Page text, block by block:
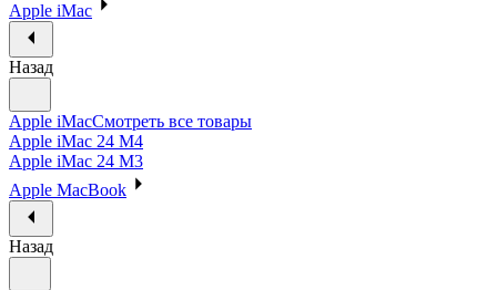
Apple iMac
Назад
Apple iMacСмотреть все товары
Apple iMac 24 M4
Apple iMac 24 M3
Apple MacBook
Назад